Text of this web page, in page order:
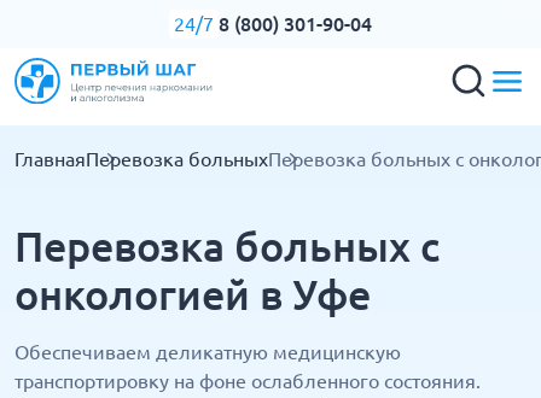
24/7 8 (800) 301-90-04
ГлавнаяПеревозка больныхПеревозка больных с
Перевозка больных с
онкологией в Уфе
Обеспечиваем деликатную медицинскую
транспортировку на фоне ослабленного состояния.